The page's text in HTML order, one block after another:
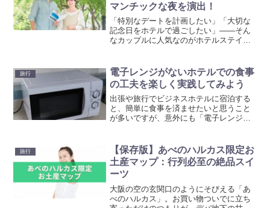
マンチックな夜を演出！
「特別なデートを計画したい」「大切な
記念日をホテルで過ごしたい」――そん
なカップルに人気なのがホテルステイで
ト・記念日・プロポーズ・旅行など様々
なシーンで選ばれています...
旅行
電子レンジがないホテルでの食事
の工夫を楽しく実践してみよう
出張や旅行でビジネスホテルに宿泊する
と、簡単に食事を済ませたいと思うこと
が多いですが、意外にも「電子レンジが
ることもあるでしょう。特に長期滞在の
場合、毎回外食をするのは...
旅行
【保存版】あべのハルカス限定お
土産マップ：行列必至の絶品スイ
ーツ
大阪の空の玄関口のようにそびえる「あ
べのハルカス」。お買い物ついでに立ち